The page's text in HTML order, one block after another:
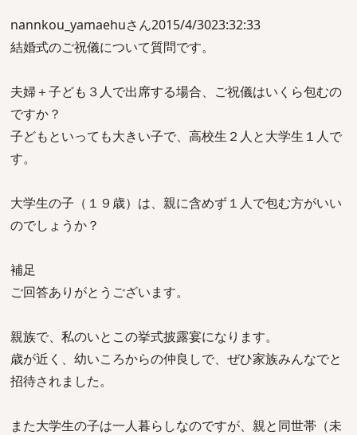
nannkou_yamaehuさん2015/4/3023:32:33
結婚式のご祝儀について質問です。
夫婦＋子ども３人で出席する場合、ご祝儀はいくら包むの
ですか？
子どもといっても大きい子で、高校生２人と大学生１人で
す。
大学生の子（１９歳）は、親に含めず１人で包む方がいい
のでしょうか？
補足
ご回答ありがとうございます。
親族で、私のいとこの挙式披露宴になります。
歳が近く、幼いころからの仲良しで、ぜひ家族みんなでと
招待されました。
また大学生の子は一人暮らしなのですが、親と同世帯（未